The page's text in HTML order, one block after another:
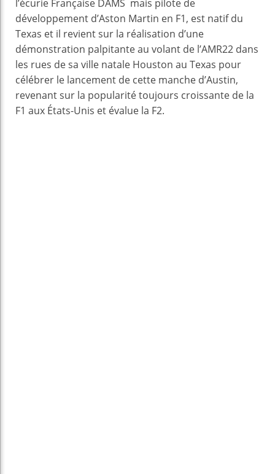
l’écurie Française DAMS mais pilote de
développement d’Aston Martin en F1, est natif du
Texas et il revient sur la réalisation d’une
démonstration palpitante au volant de l’AMR22 dans
les rues de sa ville natale Houston au Texas pour
célébrer le lancement de cette manche d’Austin,
revenant sur la popularité toujours croissante de la
F1 aux États-Unis et évalue la F2.